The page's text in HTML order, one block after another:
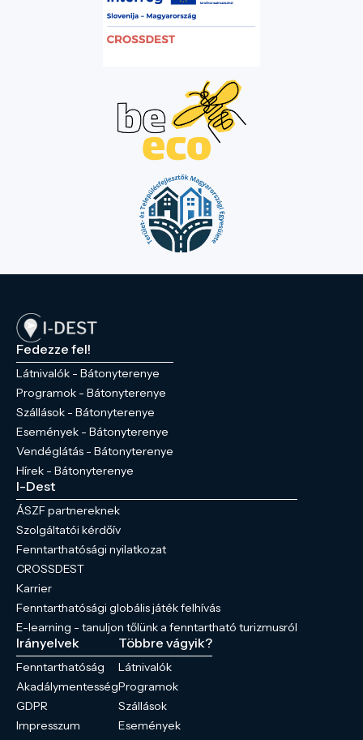
Fedezze fel!
Látnivalók - Bátonyterenye
Programok - Bátonyterenye
Szállások - Bátonyterenye
Események - Bátonyterenye
Vendéglátás - Bátonyterenye
Hírek - Bátonyterenye
I-Dest
ÁSZF partnereknek
Szolgáltatói kérdőív
Fenntarthatósági nyilatkozat
CROSSDEST
Karrier
Fenntarthatósági globális játék felhívás
E-learning - tanuljon tőlünk a fenntartható turizmusról
Irányelvek
Fenntarthatóság
Akadálymentesség
GDPR
Impresszum
Többre vágyik?
Látnivalók
Programok
Szállások
Események